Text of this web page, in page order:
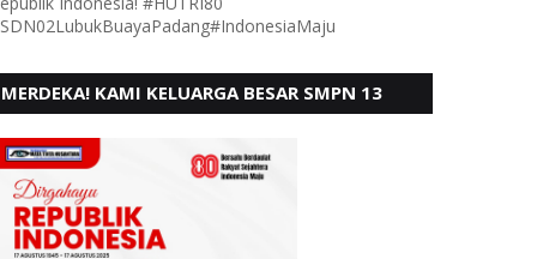
MERDEKA! KAMI KELUARGA BESAR SMPN 13